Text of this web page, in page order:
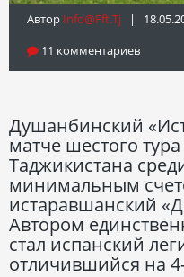
Автор Info@fft.tj |
11 комментариев
Душанбинский
матче шестого
Таджикистана
минимальным
истаравшанский
Автором
стал испанский
отличившийся на